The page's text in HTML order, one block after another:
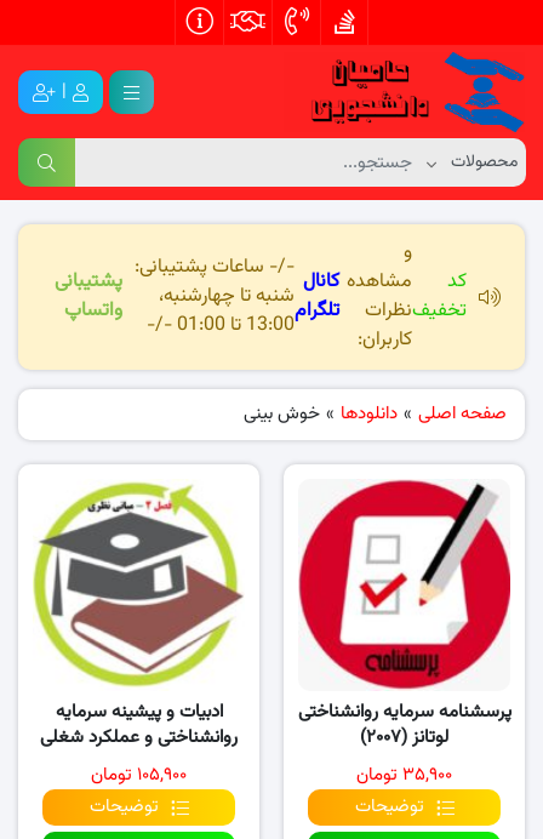
|
کد
تخفیف
و
مشاهده
نظرات
کاربران:
کانال
تلگرام
-/- ساعات پشتیبانی:
شنبه تا چهارشنبه،
13:00 تا 01:00 -/-
پشتیبانی
واتساپ
صفحه اصلی » دانلودها » خوش بینی
پرسشنامه سرمایه روانشناختی
لوتانز (۲۰۰۷)
۳۵,۹۰۰ تومان
توضیحات
ادبیات و پیشینه سرمایه
روانشناختی و عملکرد شغلی
کارکنان در سازمان
۱۰۵,۹۰۰ تومان
توضیحات